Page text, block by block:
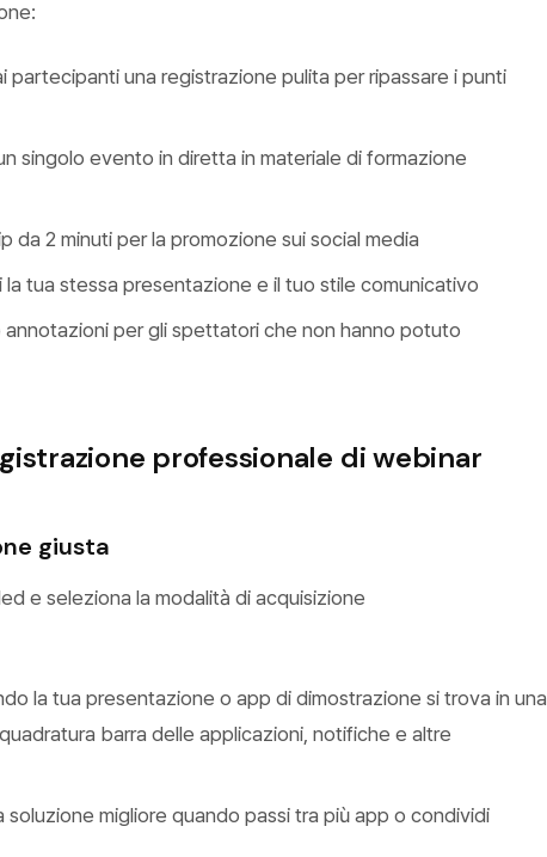
partecipanti una registrazione pulita per ripassare i punti
singolo evento in diretta in materiale di formazione
da 2 minuti per la promozione sui social media
la tua stessa presentazione e il tuo stile comunicativo
per gli spettatori che non hanno potuto
professionale di webinar
giusta
e seleziona la modalità di acquisizione
la tua presentazione o app di dimostrazione si trova in una
barra delle applicazioni, notifiche e altre
soluzione migliore quando passi tra più app o condividi